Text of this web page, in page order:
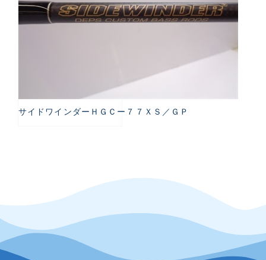
サイドワインダーＨＧＣー７７ＸＳ／ＧＰ